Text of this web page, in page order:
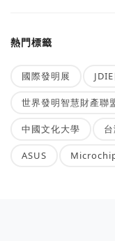
熱門標籤
國際發明展
世界發明智慧財產聯
中國文化大學
ASUS